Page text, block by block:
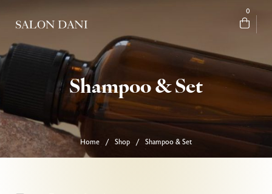
0
Shampoo & Set
Home / Shop / Shampoo & Set